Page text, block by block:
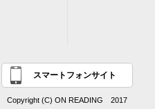
スマートフォンサイト
Copyright (C) ON READING 2017